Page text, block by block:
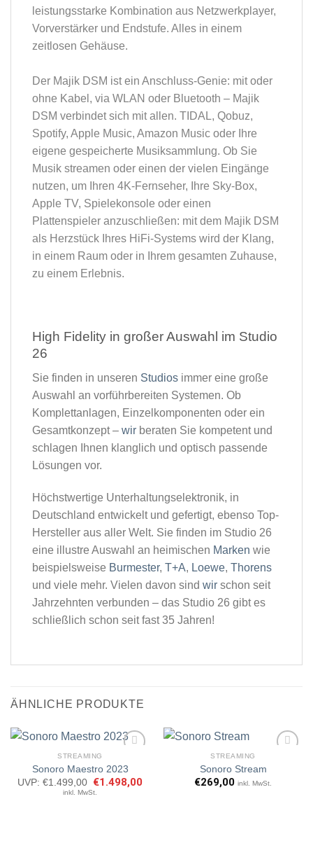
leistungsstarke Kombination aus Netzwerkplayer,
Vorverstärker und Endstufe. Alles in einem
zeitlosen Gehäuse.
Der Majik DSM ist ein Anschluss-Genie: mit oder
ohne Kabel, via WLAN oder Bluetooth – Majik
DSM verbindet sich mit allen. TIDAL, Qobuz,
Spotify, Apple Music, Amazon Music oder Ihre
eigene gespeicherte Musiksammlung. Ob Sie
Musik streamen oder einen der vielen Eingänge
nutzen, um Ihren 4K-Fernseher, Ihre Sky-Box,
Apple TV, Spielekonsole oder einen
Plattenspieler anzuschließen: mit dem Majik DSM
als Herzstück Ihres HiFi-Systems wird der Klang,
in einem Raum oder in Ihrem gesamten Zuhause,
zu einem Erlebnis.
High Fidelity in großer Auswahl im Studio
26​
Sie finden in unseren Studios immer eine große
Auswahl an vorführbereiten Systemen. Ob
Komplettanlagen, Einzelkomponenten oder ein
Gesamtkonzept – wir beraten Sie kompetent und
schlagen Ihnen klanglich und optisch passende
Lösungen vor.
Höchstwertige Unterhaltungselektronik, in
Deutschland entwickelt und gefertigt, ebenso Top-
Hersteller aus aller Welt. Sie finden im Studio 26
eine illustre Auswahl an heimischen Marken wie
beispielsweise Burmester, T+A, Loewe, Thorens
und viele mehr. Vielen davon sind wir schon seit
Jahrzehnten verbunden – das Studio 26 gibt es
schließlich schon seit fast 35 Jahren!
ÄHNLICHE PRODUKTE
STREAMING
Sonoro Maestro 2023
UVP: €1.499,00
Ursprünglicher
Preis
€1.498,00
inkl. MwSt.
STREAMING
Sonoro Stream
€269,00 inkl. MwSt.